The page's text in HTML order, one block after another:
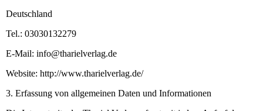
Deutschland
Tel.: 03030132279
E-Mail: info@tharielverlag.de
Website: http://www.tharielverlag.de/
3. Erfassung von allgemeinen Daten und Informationen